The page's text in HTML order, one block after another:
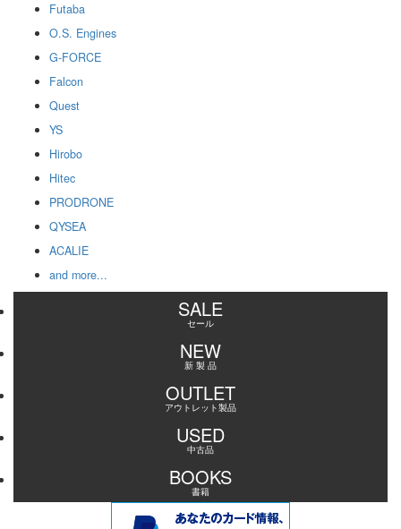
Futaba
O.S. Engines
G-FORCE
Falcon
Quest
YS
Hirobo
Hitec
PRODRONE
QYSEA
ACALIE
and more...
SALE
セール
NEW
新 製 品
OUTLET
アウトレット製品
USED
中古品
BOOKS
書籍